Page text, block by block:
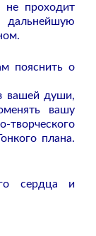
не проходит
пояснить о
вашей души,
вашу
плана.
сердца и